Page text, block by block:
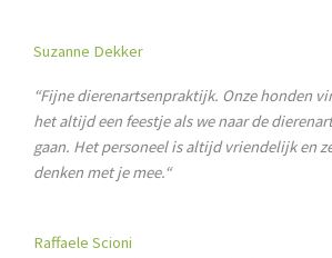
Suzanne Dekker
“Fijne dierenartsenpraktijk. Onze honden
het altijd een feestje als we naar de
gaan. Het personeel is altijd vriendelijk en
denken met je mee.“
Raffaele Scioni